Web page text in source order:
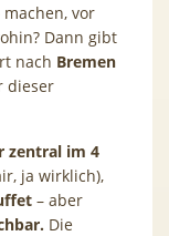
machen, vor
Dann gibt
nach Bremen
dieser
zentral im 4
ja wirklich),
– aber
Die